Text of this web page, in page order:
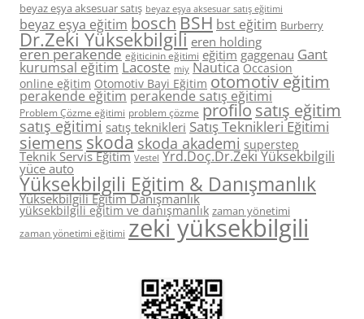
beyaz eşya aksesuar satış beyaz eşya aksesuar satış eğitimi
beyaz eşya eğitim boschBSH bst eğitim Burberry
Dr.Zeki Yüksekbilgili eren holding
eren perakende eğiticinin eğitimi eğitim gaggenau Gant
kurumsal eğitim Lacoste miy Nautica Occasion
online eğitim Otomotiv Bayi Eğitim otomotiv eğitim
perakende eğitim perakende satış eğitimi
Problem Çözme eğitimi problem çözme profilo satış eğitim
satış eğitimi satış teknikleri Satış Teknikleri Eğitimi
siemens skoda skoda akademi superstep
Teknik Servis Eğitim Vestel Yrd.Doç.Dr.Zeki Yüksekbilgili
yüce auto
Yüksekbilgili Eğitim & Danışmanlık
Yüksekbilgili Eğitim Danışmanlık
yüksekbilgili eğitim ve danışmanlık zaman yönetimi
zaman yönetimi eğitimi zeki yüksekbilgili